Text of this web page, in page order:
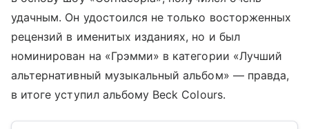
удачным. Он удостоился не только восторженных
рецензий в именитых изданиях, но и был
номинирован на «Грэмми» в категории «Лучший
альтернативный музыкальный альбом» — правда,
в итоге уступил альбому Beck Colours.